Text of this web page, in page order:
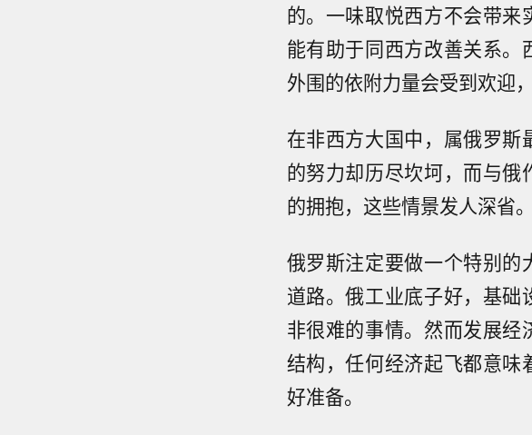
的。一味取悦西方不会带
能有助于同西方改善关系
外围的依附力量会受到欢迎
在非西方大国中，属俄罗
的努力却历尽坎坷，而与
的拥抱，这些情景发人深省。
俄罗斯注定要做一个特别
道路。俄工业底子好，基
非很难的事情。然而发展
结构，任何经济起飞都意
好准备。